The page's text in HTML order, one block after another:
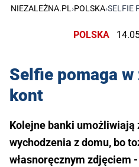
NIEZALEŻNA.PL ›POLSKA›SELFIE
POLSKA
Selfie pomaga w
kont
Kolejne banki umożliwiają
wychodzenia z domu, bo
własnoręcznym zdjęciem